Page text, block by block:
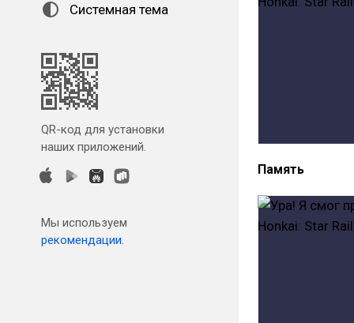
Системная тема
QR-код для установки
наших приложений.
Мы используем
рекомендации.
Память